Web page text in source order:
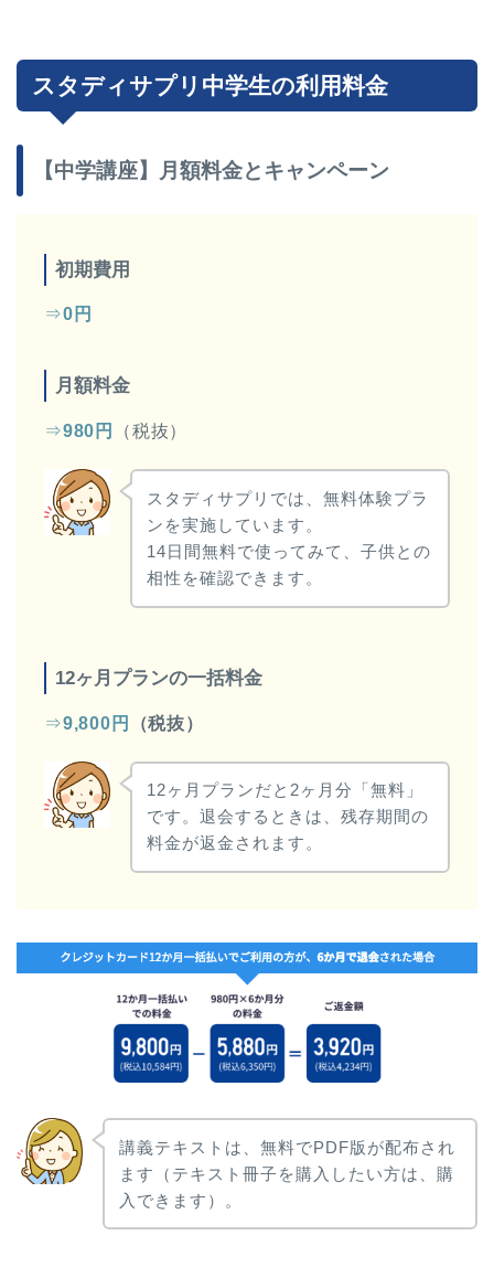
スタディサプリ中学生の利用料金
【中学講座】月額料金とキャンペーン
初期費用
⇒0円
月額料金
⇒980円 （税抜）
スタディサプリでは、無料体験プラ
ンを実施しています。
14日間無料で使ってみて、子供との
相性を確認できます。
12ヶ月プランの一括料金
⇒9,800円 （税抜）
12ヶ月プランだと2ヶ月分「無料」
です。退会するときは、残存期間の
料金が返金されます。
講義テキストは、無料でPDF版が配布され
ます（テキスト冊子を購入したい方は、購
入できます）。